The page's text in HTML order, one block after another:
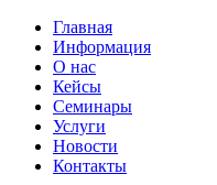
Главная
Информация
О нас
Кейсы
Семинары
Услуги
Новости
Контакты